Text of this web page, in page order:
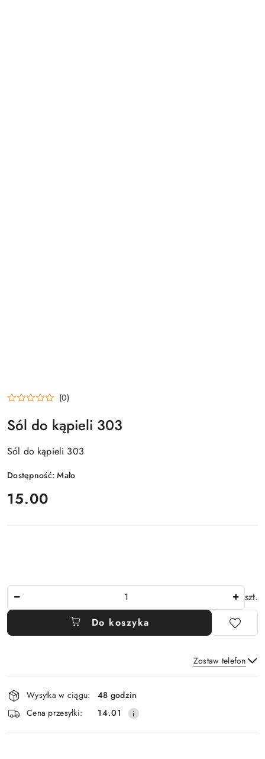
(0)
Sól do kąpieli 303
Sól do kąpieli 303
Dostępność:Mało
cena:
15.00
szt.
Do koszyka
Zostaw telefon
Wyślij
Dostępność
i
dostawa
Wysyłka w ciągu:
48 godzin
Cena przesyłki:
14.01